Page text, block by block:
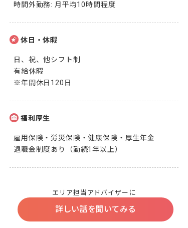
時間外勤務: 月平均10時間程度
休日・休暇
日、祝、他シフト制
有給休暇
※年間休日120日
福利厚生
雇用保険・労災保険・健康保険・厚生年金
退職金制度あり（勤続1年以上）
エリア担当アドバイザーに
詳しい話を聞いてみる